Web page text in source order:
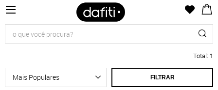
Total: 1
FILTRAR